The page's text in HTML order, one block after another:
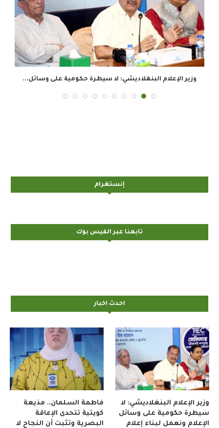
وزير الإعلام البنغلاديشي: لا سيطرة حكومية على وسائل...
إنستغرام
تابعنا عبر الفيس بوك
احدث اخبار
فاطمة السلمان.. مذيعة
كويتية تتحدى الإعاقة
البصرية وتثبت أن النجاح لا
وزير الإعلام البنغلاديشي: لا
سيطرة حكومية على وسائل
الإعلام ونعمل لبناء إعلام